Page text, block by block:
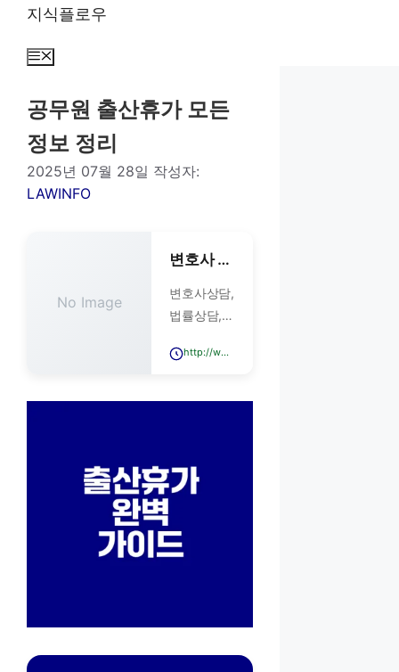
지식플로우
메
공무원 출산휴가 모든
정보 정리
2025년 07월 28일 작성자:
LAWINFO
No Image
변호사 상담
변호사상담,
법률상담,
사상담, 형
민사소송상
부동산법률
상담, 마약
성범죄변호
사상담, 법
http://www.alnet.co.kr/